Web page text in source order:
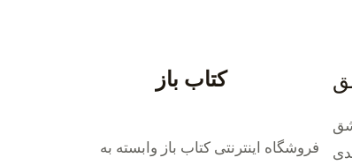
کتاب باز
فروشگاه اینترنتی کتاب باز وابسته به